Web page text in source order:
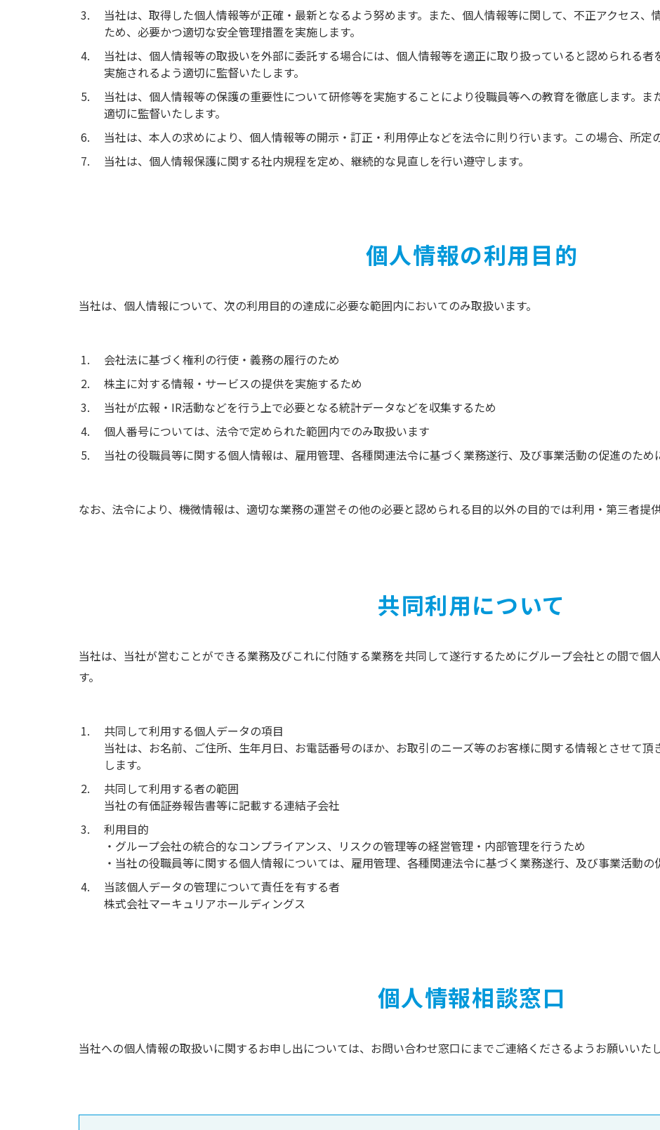
当社は、取得した個人情報等が正確・最新となるよう努めます。また、個人情報等に関して、不正アクセス、
ため、必要かつ適切な安全管理措置を実施します。
当社は、個人情報等の取扱いを外部に委託する場合には、個人情報等を適正に取り扱っていると認められる
実施されるよう適切に監督いたします。
当社は、個人情報等の保護の重要性について研修等を実施することにより役職員等への教育を徹底します。ま
適切に監督いたします。
当社は、本人の求めにより、個人情報等の開示・訂正・利用停止などを法令に則り行います。この場合、所定
当社は、個人情報保護に関する社内規程を定め、継続的な見直しを行い遵守します。
個人情報の利用目的
当社は、個人情報について、次の利用目的の達成に必要な範囲内においてのみ取扱います。
会社法に基づく権利の行使・義務の履行のため
株主に対する情報・サービスの提供を実施するため
当社が広報・IR活動などを行う上で必要となる統計データなどを収集するため
個人番号については、法令で定められた範囲内でのみ取扱います
当社の役職員等に関する個人情報は、雇用管理、各種関連法令に基づく業務遂行、及び事業活動の促進のため
なお、法令により、機微情報は、適切な業務の運営その他の必要と認められる目的以外の目的では利用・第三者提供
共同利用について
当社は、当社が営むことができる業務及びこれに付随する業務を共同して遂行するためにグループ会社との間で個
す。
共同して利用する個人データの項目
当社は、お名前、ご住所、生年月日、お電話番号のほか、お取引のニーズ等のお客様に関する情報とさせて
します。
共同して利用する者の範囲
当社の有価証券報告書等に記載する連結子会社
利用目的
・グループ会社の統合的なコンプライアンス、リスクの管理等の経営管理・内部管理を行うため
・当社の役職員等に関する個人情報については、雇用管理、各種関連法令に基づく業務遂行、及び事業活動の
当該個人データの管理について責任を有する者
株式会社マーキュリアホールディングス
個人情報相談窓口
当社への個人情報の取扱いに関するお申し出については、お問い合わせ窓口にまでご連絡くださるようお願いいたし